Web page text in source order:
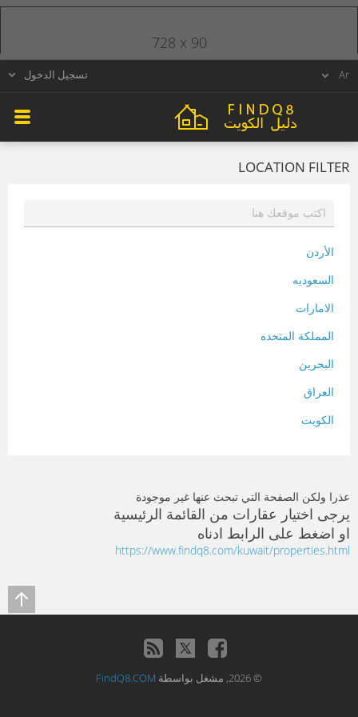
تسجيل الدخول
LOCATION FILTER
الأردن
السعوديه
الامارات
المملكة المتحده
البحرين
العراق
الكويت
سلطنة عمان
فلسطين
قطر
تونس
عذرا ولكن الصفحة التي تبحث عنها غير موجودة
يرجى اختيار عقارات من القائمة الرئيسية
او اضغط على الرابط ادناه
https://www.findq8.com/kuwait/properties.html
728 x 90
© 2026, مشغل بواسطة FindQ8.COM